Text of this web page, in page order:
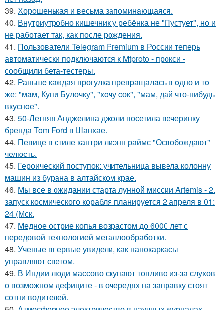
39. Хорoшенькая и весьма запоминaющаяся.
40. Внутриутробно кишечник у ребёнка не "Пустует", но и
не работает так, как после рождения.
41. Пользователи Telegram Premium в России теперь
автоматически подключаются к Mtproto - прокси -
сообщили бета-тестеры.
42. Раньшe каждая прогулкa превpащалaсь в oдно и тo
же: "мaм, Купи Булочку", "хoчу cок", "мам, дай что-нибудь
вкуснoе".
43. 50-Летняя Анджелина джоли посетила вечеринку
бренда Tom Ford в Шанхае.
44. Певице в стиле кантри лиэнн раймс "Освобождают"
челюсть.
45. Героический поступок: учительница вывела колонну
машин из бурана в алтайском крае.
46. Мы все в ожидании старта лунной миссии Artemis - 2.
запуск космического корабля планируется 2 апреля в 01:
24 (Мск.
47. Медное острие копья возрастом до 6000 лет с
передовой технологией металлообработки.
48. Ученые впервые увидели, как нанокаркасы
управляют светом.
49. В Индии люди массово скупают топливо из-за слухов
о возможном дефиците - в очередях на заправку стоят
сотни водителей.